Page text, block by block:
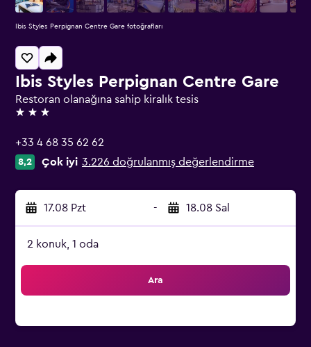
Ibis Styles Perpignan Centre Gare
Restoran olanağına sahip kiralık tesis
3 yıldız
+33 4 68 35 62 62
8,2 Çok iyi 3.226 doğrulanmış değerlendirme
17.08 Pzt - 18.08 Sal
2 konuk, 1 oda
Ara
Ibis Styles Perpignan Centre Gare fotoğrafları